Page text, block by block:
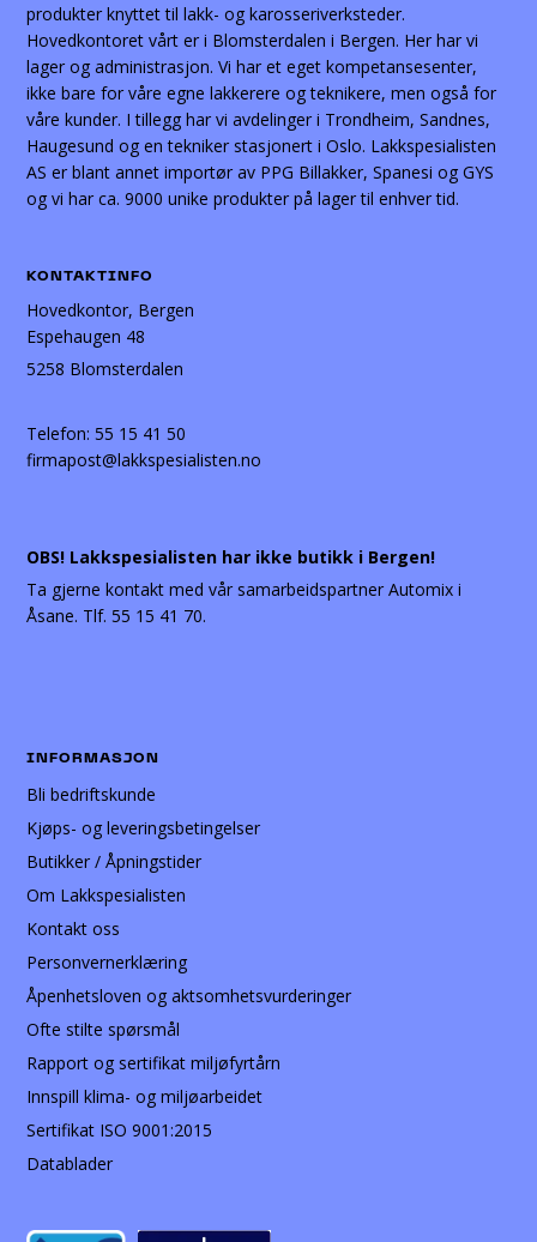
produkter knyttet til lakk- og karosseriverksteder.
Hovedkontoret vårt er i Blomsterdalen i Bergen. Her har vi
lager og administrasjon. Vi har et eget kompetansesenter,
ikke bare for våre egne lakkerere og teknikere, men også for
våre kunder. I tillegg har vi avdelinger i Trondheim, Sandnes,
Haugesund og en tekniker stasjonert i Oslo. Lakkspesialisten
AS er blant annet importør av PPG Billakker, Spanesi og GYS
og vi har ca. 9000 unike produkter på lager til enhver tid.
KONTAKTINFO
Hovedkontor, Bergen
Espehaugen 48
5258 Blomsterdalen
Telefon:55 15 41 50
firmapost@lakkspesialisten.no
OBS! Lakkspesialisten har ikke butikk i Bergen!
Ta gjerne kontakt med vår samarbeidspartner Automix i
Åsane. Tlf. 55 15 41 70.
INFORMASJON
Bli bedriftskunde
Kjøps- og leveringsbetingelser
Butikker / Åpningstider
Om Lakkspesialisten
Kontakt oss
Personvernerklæring
Åpenhetsloven og aktsomhetsvurderinger
Ofte stilte spørsmål
Rapport og sertifikat miljøfyrtårn
Innspill klima- og miljøarbeidet
Sertifikat ISO 9001:2015
Datablader